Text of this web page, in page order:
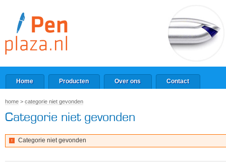
Home Producten Over ons Contact
home > categorie niet gevonden
Categorie niet gevonden
Categorie niet gevonden